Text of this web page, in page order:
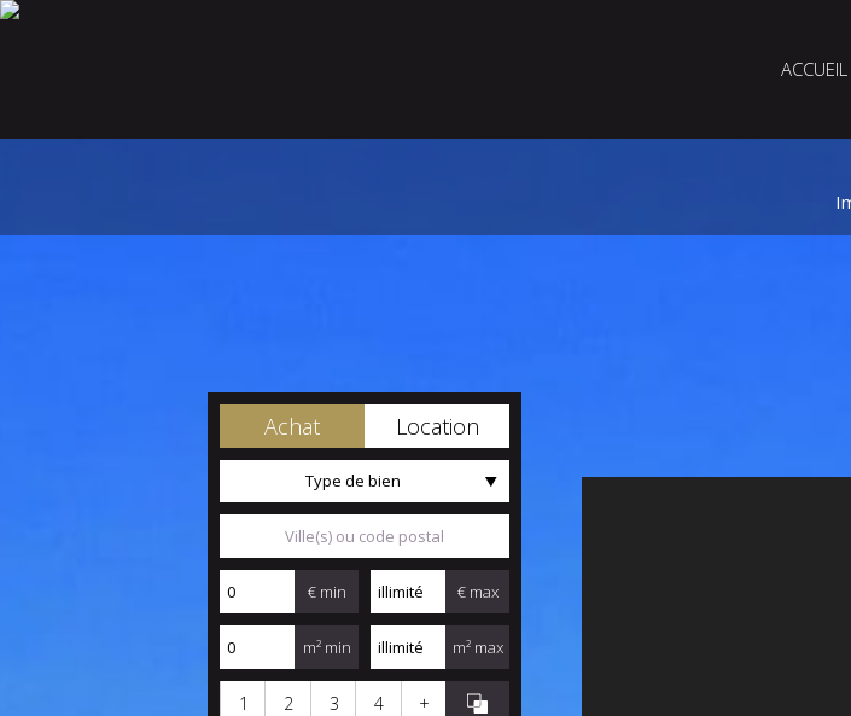
ACCUEIL
Achat Location
Type de bien
€ min € max
m² min m² max
1 2 3 4 +